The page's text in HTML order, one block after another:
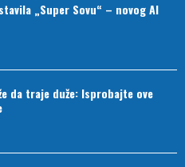
„Super Sovu“ – novog AI
da traje duže: Isprobajte ove